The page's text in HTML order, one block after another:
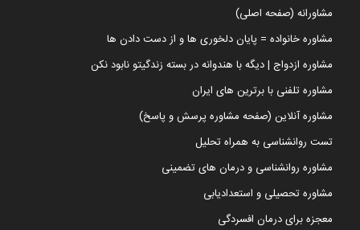
مشاورانه (صفحه اصلی)
مشاوره خانواده = پایان دلخوری ها و از دست دادن ها
مشاوره ازدواج | دیگه با هندوانه در بسته زندگیتو نابود نکن
مشاوره تلفنی با برترین های ایران
مشاوره آنلاین (صفحه مشاوره پرسش و پاسخ)
تست روانشناسی به همراه تحلیل
مشاوره روانشناسی و درمان های تضمینی
مشاوره تحصیلی و استعدادیابی
معجزه برای درمان افسردگی